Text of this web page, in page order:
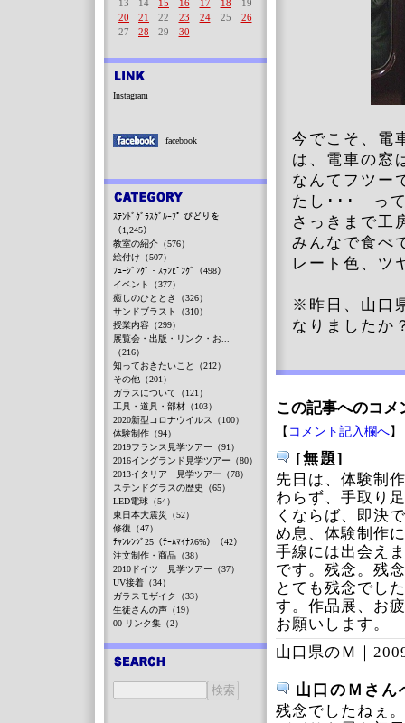
今でこそ、電
は、電車の窓
なんてフツー
たし･･･ っ
さっきまで工
みんなで食べ
レート色、ツ
※昨日、山口
なりましたか
この記事へのコメ
【 コメント記入欄へ】
[無題]
先日は、体験制
わらず、手取り
くならば、即決
め息、体験制作
手線には出会え
です。残念。残
とても残念でし
す。作品展、お
お願いします。
山口県のＭ｜
山口のＭさん
残念でしたねぇ
13
14 15 16 17 18
19
20
21 22 23 24 25
26
27
28 29 30
Instagram
facebook
ｽﾃﾝﾄﾞｸﾞﾗｽｸﾞﾙｰﾌﾟ びどりを
（1,245）
教室の紹介（576）
絵付け（507）
ﾌｭｰｼﾞﾝｸﾞ・ｽﾗﾝﾋﾟﾝｸﾞ（498）
イベント（377）
癒しのひととき（326）
サンドブラスト（310）
授業内容（299）
展覧会・出版・リンク・お...
（216）
知っておきたいこと（212）
その他（201）
ガラスについて（121）
工具・道具・部材（103）
2020新型コロナウイルス（100）
体験制作（94）
2019フランス見学ツアー（91）
2016イングランド見学ツアー（80）
2013イタリア 見学ツアー（78）
ステンドグラスの歴史（65）
LED電球（54）
東日本大震災（52）
修復（47）
ﾁｬﾝﾚﾝｼﾞ25（ﾁｰﾑﾏｲﾅｽ6%）（42）
注文制作・商品（38）
2010ドイツ 見学ツアー（37）
UV接着（34）
ガラスモザイク（33）
生徒さんの声（19）
00-リンク集（2）